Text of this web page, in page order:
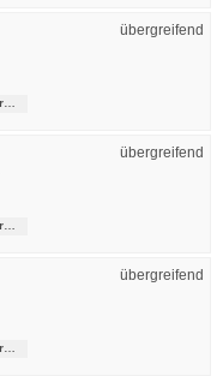
übergreifend
übergreifend
übergreifend